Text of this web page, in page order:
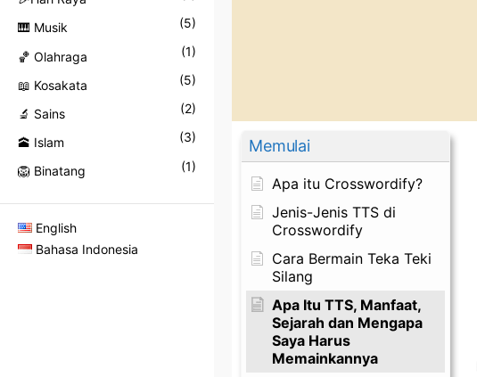
(5)
🎹 Musik
(1)
🏀 Olahraga
(5)
📖 Kosakata
(2)
🔬 Sains
(3)
🕋 Islam
(1)
🦁 Binatang
English
Bahasa Indonesia
Memulai
Apa itu Crosswordify?
Jenis-Jenis TTS di
Crosswordify
Cara Bermain Teka Teki
Silang
Apa Itu TTS, Manfaat,
Sejarah dan Mengapa
Saya Harus
Memainkannya